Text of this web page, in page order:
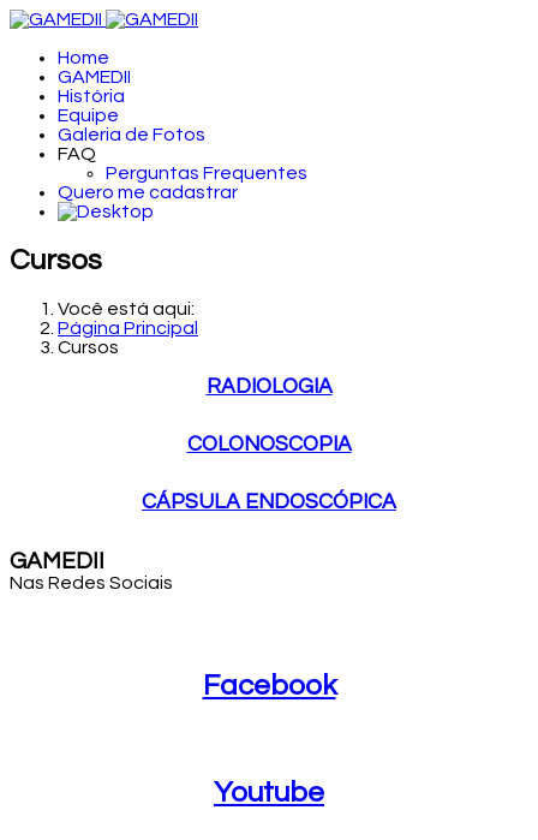
Home
GAMEDII
História
Equipe
Galeria de Fotos
FAQ
Perguntas Frequentes
Quero me cadastrar
Cursos
Você está aqui:
Página Principal
Cursos
RADIOLOGIA
COLONOSCOPIA
CÁPSULA ENDOSCÓPICA
GAMEDII
Nas Redes Sociais
Facebook
Youtube